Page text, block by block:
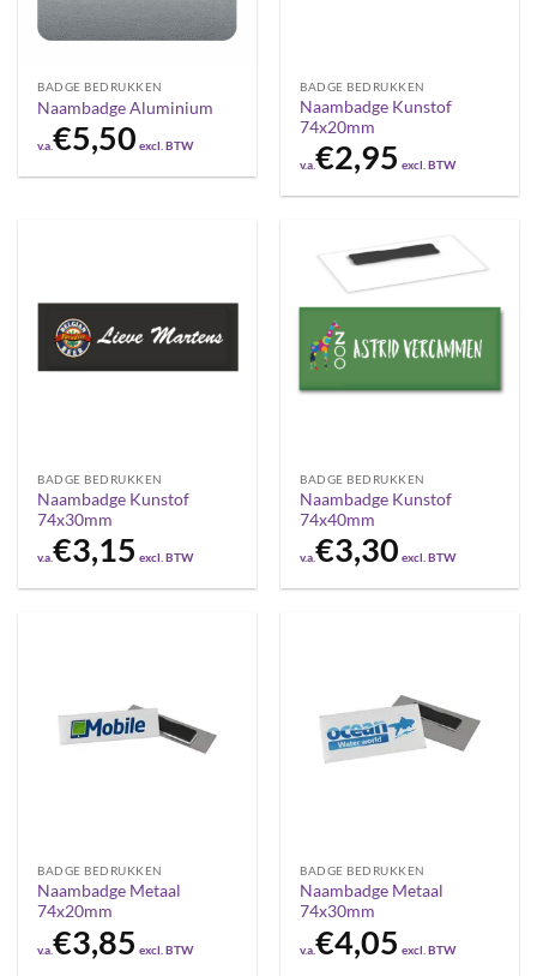
BADGE BEDRUKKEN
Naambadge Aluminium
v.a.€5,50 excl. BTW
BADGE BEDRUKKEN
Naambadge Kunstof
74x20mm
v.a.€2,95 excl. BTW
BADGE BEDRUKKEN
Naambadge Kunstof
74x30mm
v.a.€3,15 excl. BTW
BADGE BEDRUKKEN
Naambadge Kunstof
74x40mm
v.a.€3,30 excl. BTW
BADGE BEDRUKKEN
Naambadge Metaal
74x20mm
v.a.€3,85 excl. BTW
BADGE BEDRUKKEN
Naambadge Metaal
74x30mm
v.a.€4,05 excl. BTW